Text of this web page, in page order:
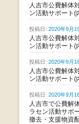
人吉市公費解体
ン活動サポート(
投稿日: 2020年9月
人吉市公費解体
ン活動サポート(
投稿日: 2020年9月
人吉市公費解体
ン活動サポート(
投稿日: 2020年9月
人吉市で公費解
ラセン活動サポ
撤去・支援物資